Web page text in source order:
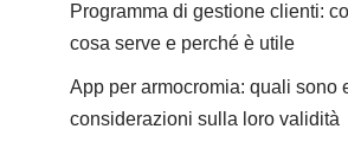
Programma di gestione clienti:
cosa serve e perché è utile
App per armocromia: quali sono
considerazioni sulla loro validità